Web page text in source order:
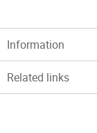
Information
Related links